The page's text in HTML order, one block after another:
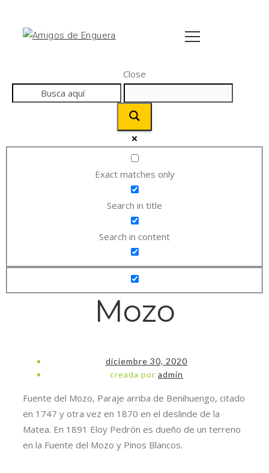
Close
Exact matches only
Search in title
Search in content
Mozo
diciembre 30, 2020
creada por admin
Fuente del Mozo, Paraje arriba de Benihuengo, citado
en 1747 y otra vez en 1870 en el deslinde de la
Matea. En 1891 Eloy Pedrón es dueño de un terreno
en la Fuente del Mozo y Pinos Blancos.